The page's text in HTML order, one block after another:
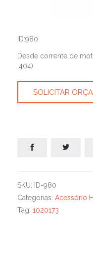
ID:980
Desde corrente de
.404)
SOLICITAR
 
SKU:
ID-980
Categorias: Acessório
Tag: 1020173